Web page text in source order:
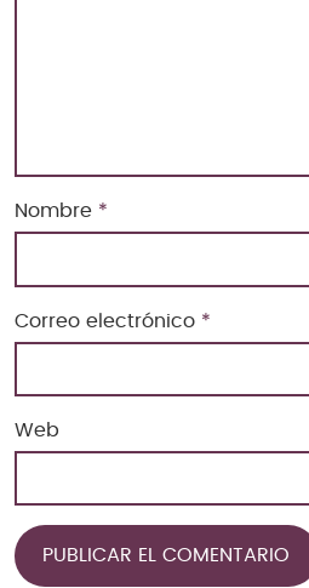
Nombre *
Correo electrónico *
Web